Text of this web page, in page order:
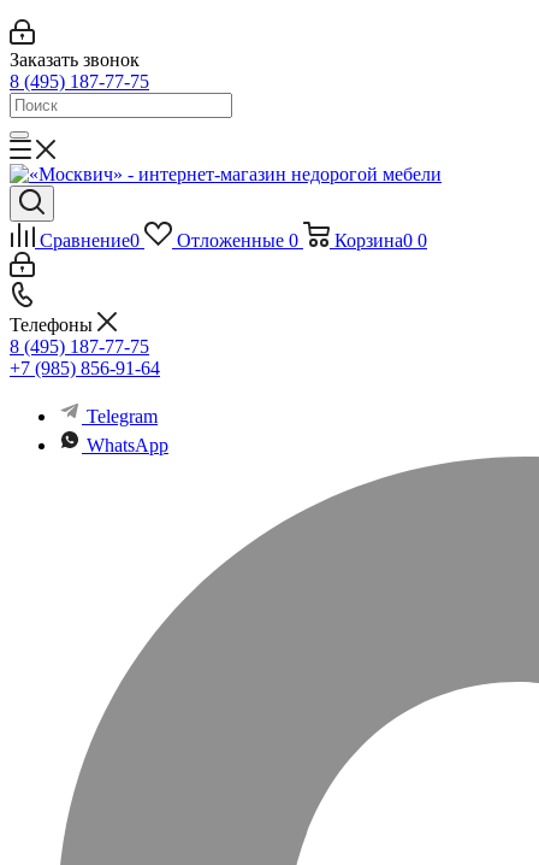
Заказать звонок
8 (495) 187-77-75
Сравнение0 Отложенные 0 Корзина0 0
Телефоны
8 (495) 187-77-75
+7 (985) 856-91-64
Telegram
WhatsApp